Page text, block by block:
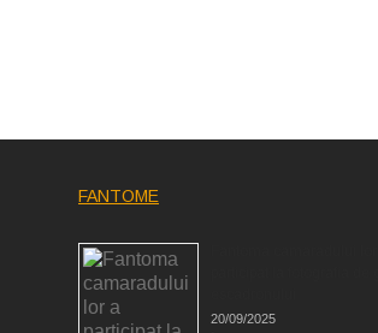
FANTOME
20/09/2025